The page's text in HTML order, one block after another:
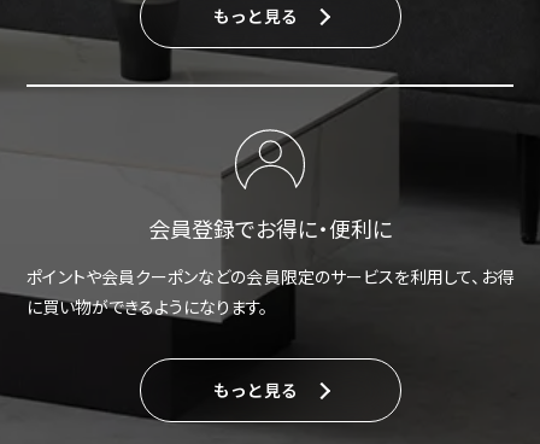
もっと見る
会員登録でお得に・便利に
ポイントや会員クーポンなどの会員限定のサービスを利用して、お得
に買い物ができるようになります。
もっと見る